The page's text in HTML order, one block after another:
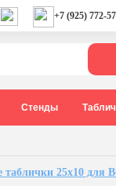
+7 (925) 772-
Стенды
таблички 25х10 для